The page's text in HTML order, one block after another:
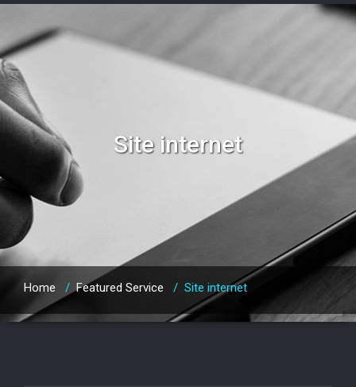
Site internet
Home /Featured Service / Site internet